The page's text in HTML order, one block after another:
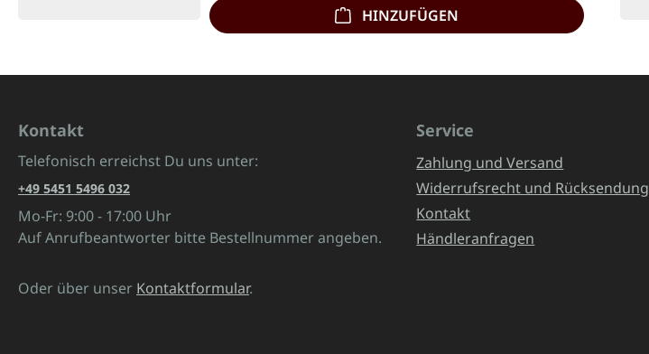
HINZUFÜGEN
Kontakt
Telefonisch erreichst Du uns unter:
+49 5451 5496 032
Mo-Fr: 9:00 - 17:00 Uhr
Auf Anrufbeantworter bitte Bestellnummer angeben.
Oder über unser Kontaktformular.
Service
Zahlung und Versand
Widerrufsrecht und Rücksendung
Kontakt
Händleranfragen